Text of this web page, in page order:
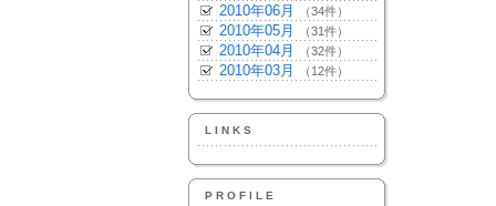
2010年06月 （34件）
2010年05月 （31件）
2010年04月 （32件）
2010年03月 （12件）
LINKS
PROFILE